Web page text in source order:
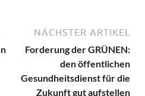
NÄCHSTER ARTIKEL
Forderung der GRÜNEN:
den öffentlichen
Gesundheitsdienst für die
Zukunft gut aufstellen